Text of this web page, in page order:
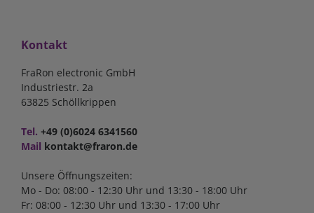
Kontakt
FraRon electronic GmbH
Industriestr. 2a
63825 Schöllkrippen
Tel. +49 (0)6024 6341560
Mail kontakt@fraron.de
Unsere Öffnungszeiten:
Mo - Do: 08:00 - 12:30 Uhr und 13:30 - 18:00 Uhr
Fr: 08:00 - 12:30 Uhr und 13:30 - 17:00 Uhr